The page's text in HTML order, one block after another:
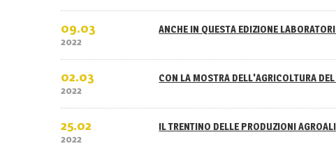
09.03
2022
ANCHE IN QUESTA EDIZIONE
02.03
2022
CON LA MOSTRA DELL'AGRICOLTURA
25.02
2022
IL TRENTINO DELLE PRODUZIONI